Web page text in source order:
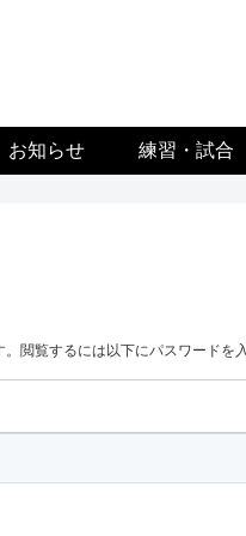
お知らせ 練習・試合
閲覧するには以下にパスワードを